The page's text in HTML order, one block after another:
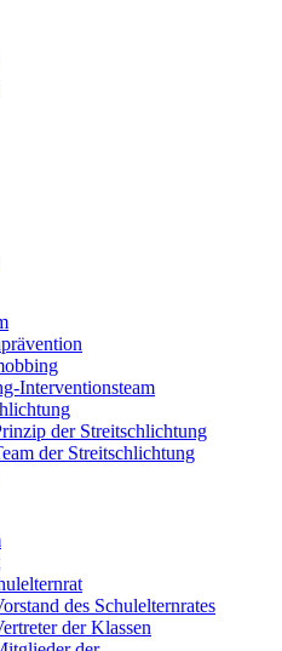
Interventionsteam
der Streitschlichtung
der Streitschlichtung
des Schulelternrates
der Klassen